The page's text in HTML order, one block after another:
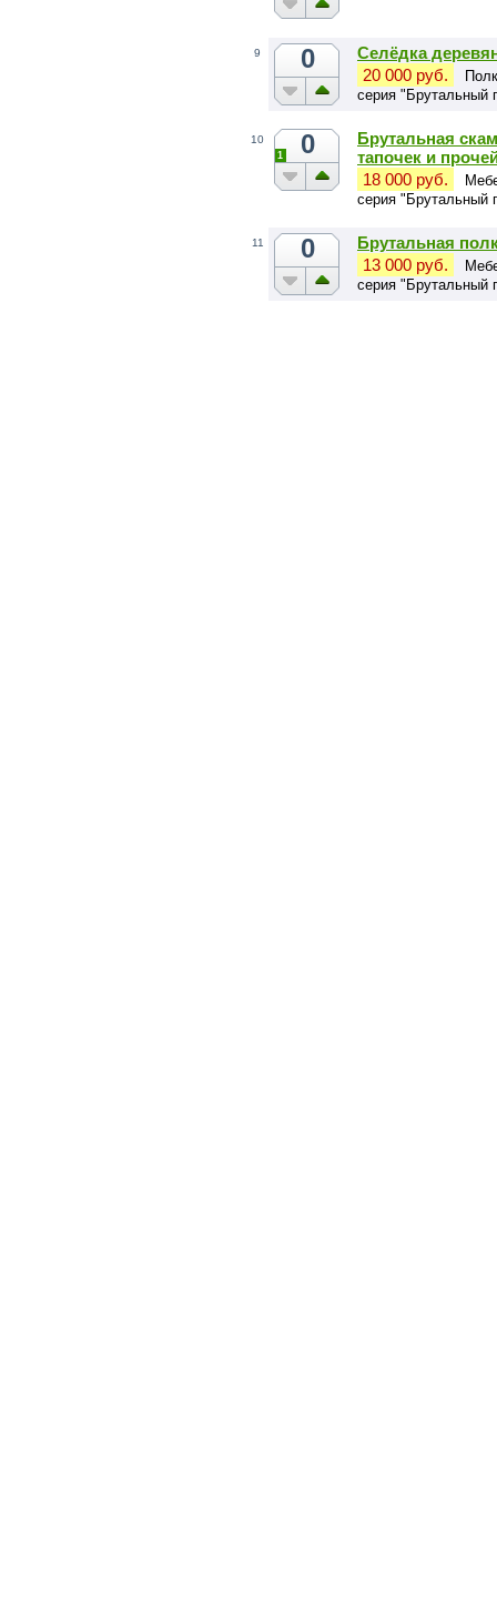
9 0
Селёдка
20 000 руб.
серия "Брутальный
10 0
1
Брутальная
тапочек и
18 000 руб.
серия "Брутальный
11 0
Брутальная
13 000 руб.
серия "Брутальный